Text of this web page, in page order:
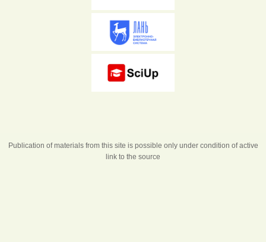
Publication of materials from this site is possible only under condition of active
link to the source